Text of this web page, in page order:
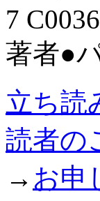
7 C0036
著者●
立ち読
読者の
→ お申